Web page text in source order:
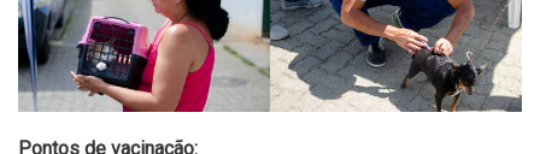
Pontos de vacinação: